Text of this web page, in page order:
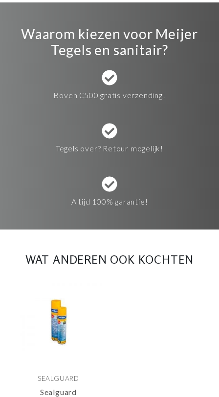
Waarom kiezen voor Meijer
Tegels en sanitair?
Boven €500 gratis verzending!
Tegels over? Retour mogelijk!
Altijd 100% garantie!
WAT ANDEREN OOK KOCHTEN
SEALGUARD
Sealguard